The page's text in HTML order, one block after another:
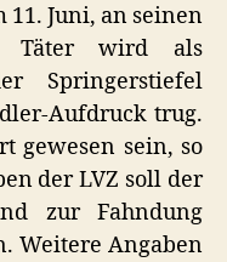
11. Juni, an seinen
Täter wird als
Springerstiefel
Aufdruck trug.
gewesen sein, so
der LVZ soll der
zur Fahndung
Weitere Angaben